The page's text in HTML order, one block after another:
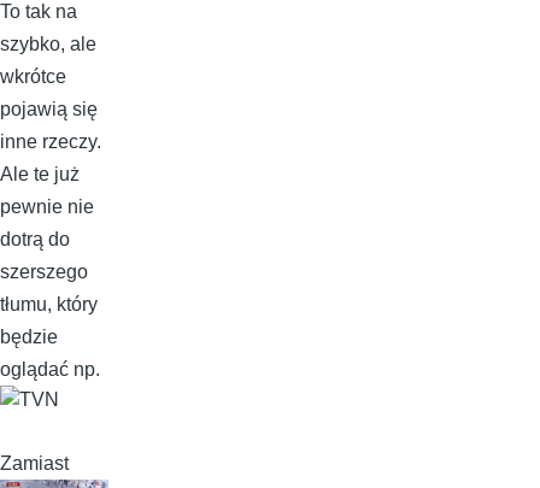
To tak na
szybko, ale
wkrótce
pojawią się
inne rzeczy.
Ale te już
pewnie nie
dotrą do
szerszego
tłumu, który
będzie
oglądać np.
Zamiast